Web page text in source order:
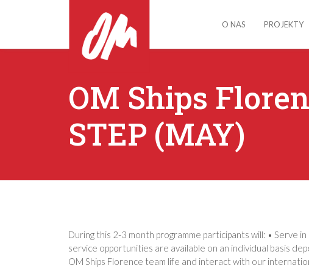
O NAS PROJEKTY
OM Ships
STEP (MAY)
During this 2-3 month programme participants will: • Serve
service opportunities are available on an individual basis
OM Ships Florence team life and interact with our